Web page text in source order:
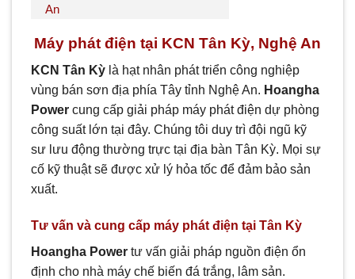
An
Máy phát điện tại KCN Tân Kỳ, Nghệ An
KCN Tân Kỳ là hạt nhân phát triển công nghiệp
vùng bán sơn địa phía Tây tỉnh Nghệ An. Hoangha
Power cung cấp giải pháp máy phát điện dự phòng
công suất lớn tại đây. Chúng tôi duy trì đội ngũ kỹ
sư lưu động thường trực tại địa bàn Tân Kỳ. Mọi sự
cố kỹ thuật sẽ được xử lý hỏa tốc để đảm bảo sản
xuất.
Tư vấn và cung cấp máy phát điện tại Tân Kỳ
Hoangha Power tư vấn giải pháp nguồn điện ổn
định cho nhà máy chế biến đá trắng, lâm sản.